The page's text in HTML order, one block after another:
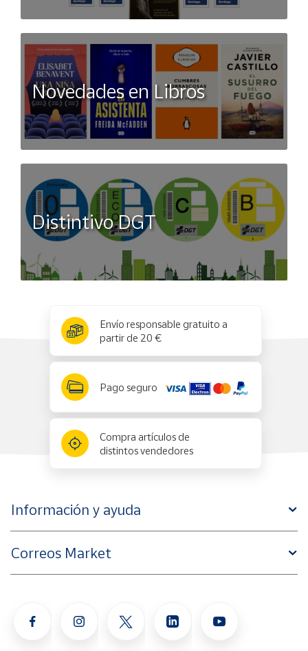
Novedades en Libros
Distintivo DGT
Envío responsable gratuito a
partir de 20 €
Pago seguro
Compra artículos de
distintos vendedores
Información y ayuda
Correos Market